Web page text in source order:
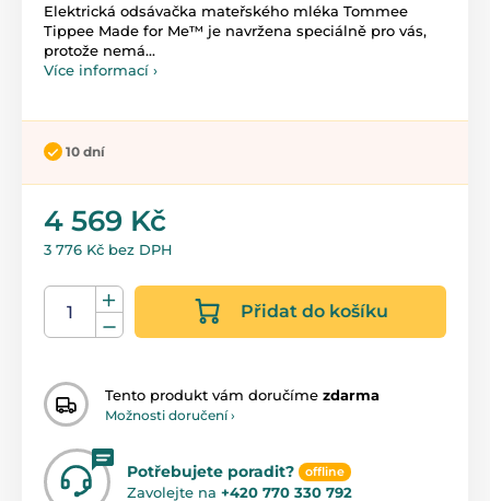
Elektrická odsávačka mateřského mléka Tommee
Tippee Made for Me™ je navržena speciálně pro vás,
protože nemá...
Více informací ›
10 dní
4 569 Kč
3 776 Kč bez DPH
Přidat do košíku
Tento produkt vám doručíme zdarma
Možnosti doručení ›
Potřebujete poradit? offline
Zavolejte na +420 770 330 792